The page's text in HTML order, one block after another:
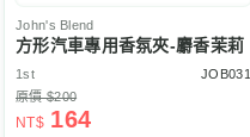
John's Blend
方形汽車專用香氛夾-麝香茉莉
1st
JOB031
原價 $200
NT$ 164